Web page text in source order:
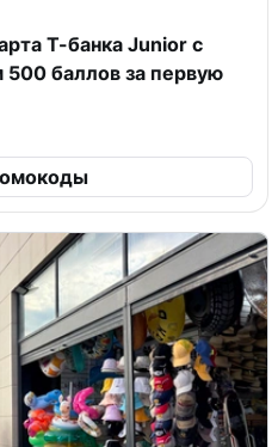
Т-банка Junior c
500 баллов за первую